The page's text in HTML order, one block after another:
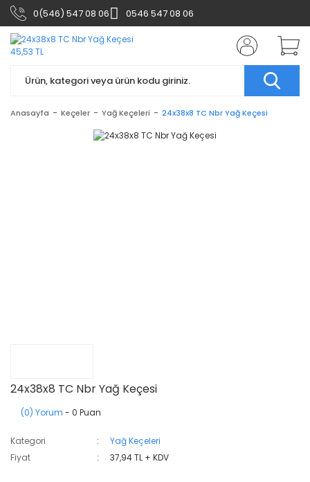
0(546) 547 08 06 0546 547 08 06
Anasayfa Keçeler Yağ Keçeleri 24x38x8 TC Nbr Yağ Keçesi
24x38x8 TC Nbr Yağ Keçesi
(0) Yorum - 0 Puan
Kategori
Yağ Keçeleri
Fiyat
37,94 TL + KDV